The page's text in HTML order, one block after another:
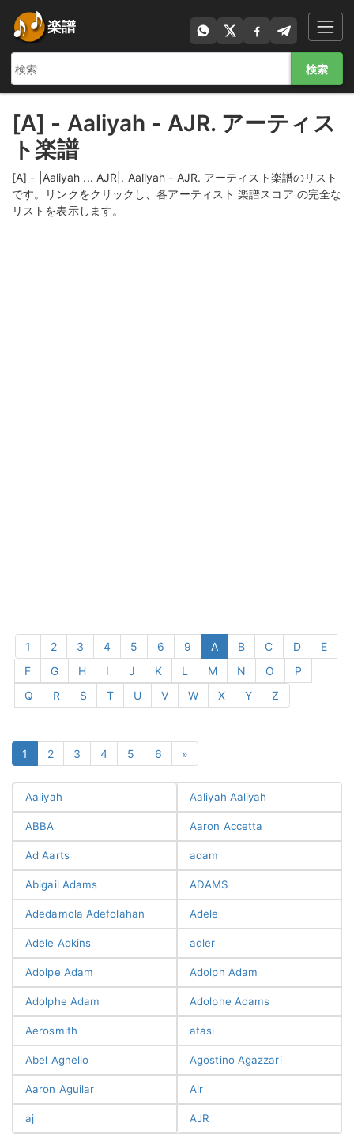
楽譜
検索
[A] - Aaliyah - AJR. アーティス
ト楽譜
[A] - |Aaliyah ... AJR|. Aaliyah - AJR. アーティスト楽譜のリスト
です。リンクをクリックし、各アーティスト 楽譜スコア の完全な
リストを表示します。
1 2 3 4 5 6 9 A B C D
E
F
G H I J K L M N O
P
Q
R S T U V W X Y Z
1 2 3 4 5 6 »
Aaliyah Aaliyah Aaliyah
ABBA Aaron Accetta
Ad Aarts adam
Abigail Adams ADAMS
Adedamola Adefolahan Adele
Adele Adkins adler
Adolpe Adam Adolph Adam
Adolphe Adam Adolphe Adams
Aerosmith afasi
Abel Agnello Agostino Agazzari
Aaron Aguilar Air
aj AJR